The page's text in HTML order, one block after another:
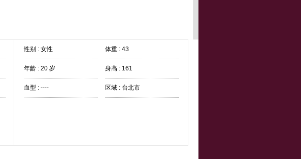
性别 : 女性 体重 : 43
年龄 : 20 岁 身高 : 161
血型 : ---- 区域 : 台北市